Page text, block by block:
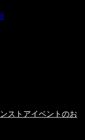
ストアイベントのお